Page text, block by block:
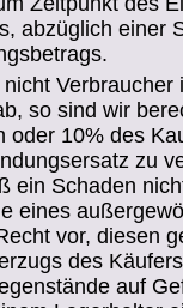
abzüglich einer
so sind wir
oder 10% des
zu
ein Schaden
eines
vor, diesen
des
auf